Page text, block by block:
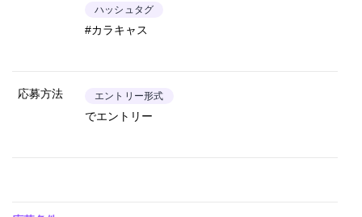
ハッシュタグ
#カラキャス
応募方法 エントリー形式
でエントリー